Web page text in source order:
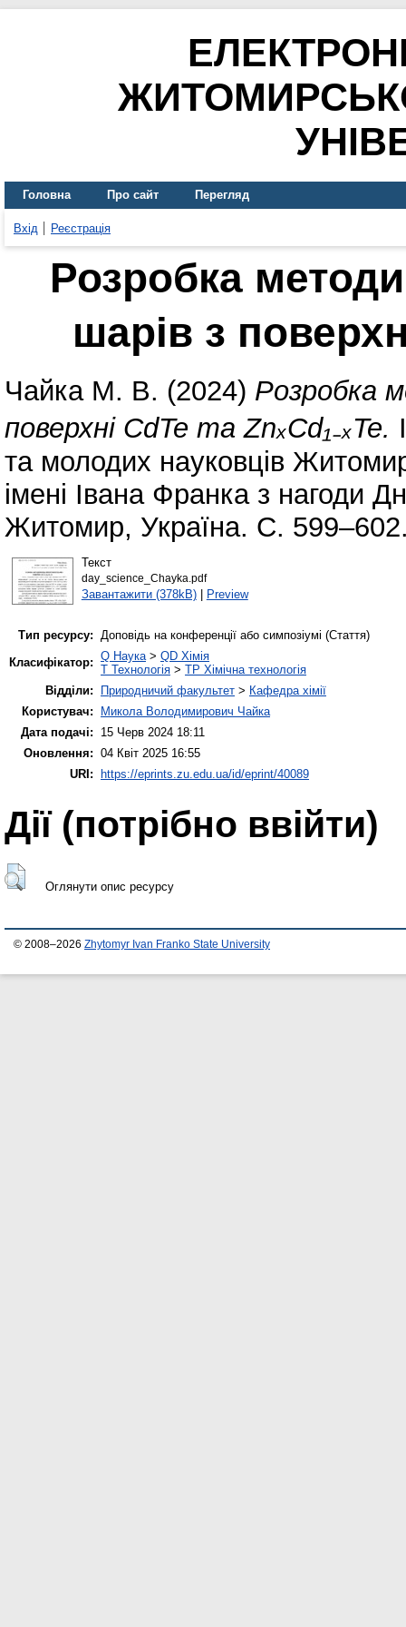
Головна Про сайт Перегляд
Вхід Реєстрація
Розробка
шарів з
Чайка М. В. (2024) Розробка
поверхні CdTe та ZnₓCd₁₋ₓTe.
та молодих науковців
імені Івана Франка з нагоди
Житомир, Україна. С.
Текст
day_science_Chayka.pdf
Завантажити (378kB)| Preview
Тип ресурсу: Доповідь на конференції або симпозіумі (Стаття)
Класифікатор: Q Наука> QD Хімія
T Технологія > TP Хімічна технологія
Відділи:
Природничий факультет > Кафедра хімії
Користувач:
Микола Володимирович Чайка
Дата подачі:
15 Черв 2024 18:11
Оновлення: 04 Квіт 2025 16:55
URI:
https://eprints.zu.edu.ua/id/eprint/40089
Дії ​​(потрібно ввійти)
Оглянути опис ресурсу
© 2008–2026 Zhytomyr Ivan Franko State University